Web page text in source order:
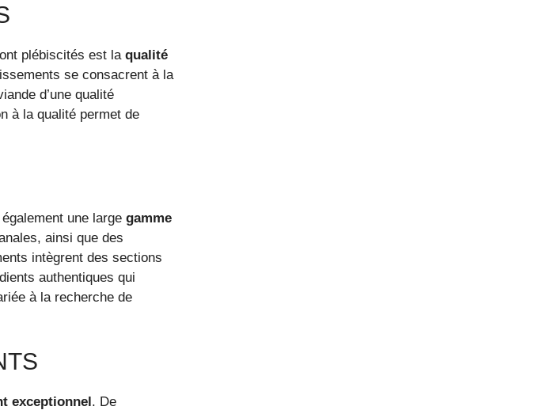
plébiscités est la qualité
se consacrent à la
d’une qualité
à la qualité permet de
une large gamme
ainsi que des
intègrent des sections
authentiques qui
à la recherche de
exceptionnel. De